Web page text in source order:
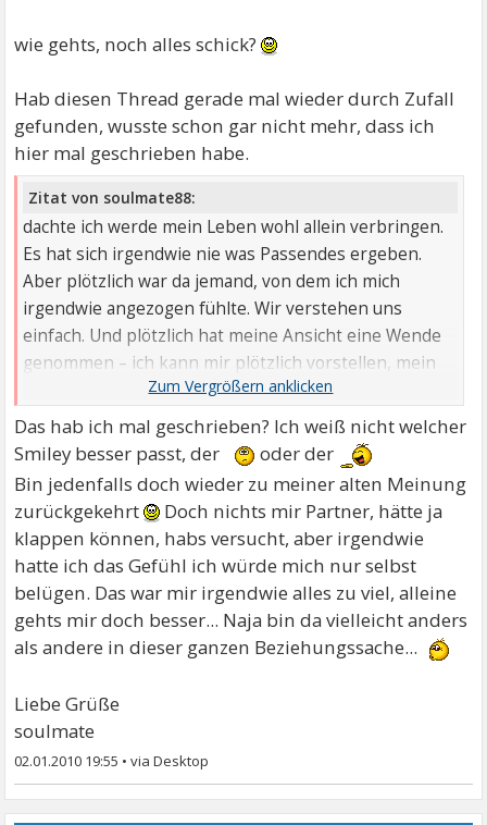
wie gehts, noch alles schick?
Hab diesen Thread gerade mal wieder durch Zufall
gefunden, wusste schon gar nicht mehr, dass ich
hier mal geschrieben habe.
Zitat von soulmate88:
dachte ich werde mein Leben wohl allein verbringen.
Es hat sich irgendwie nie was Passendes ergeben.
Aber plötzlich war da jemand, von dem ich mich
irgendwie angezogen fühlte. Wir verstehen uns
einfach. Und plötzlich hat meine Ansicht eine Wende
genommen – ich kann mir plötzlich vorstellen, mein
Leben vielleicht doch nicht allein zu verbringen,
sondern den Weg mit einem Partner zu gehen.
Das hab ich mal geschrieben? Ich weiß nicht welcher
Smiley besser passt, der
oder der
Bin jedenfalls doch wieder zu meiner alten Meinung
zurückgekehrt
Doch nichts mir Partner, hätte ja
klappen können, habs versucht, aber irgendwie
hatte ich das Gefühl ich würde mich nur selbst
belügen. Das war mir irgendwie alles zu viel, alleine
gehts mir doch besser... Naja bin da vielleicht anders
als andere in dieser ganzen Beziehungssache...
Liebe Grüße
soulmate
02.01.2010 19:55 •